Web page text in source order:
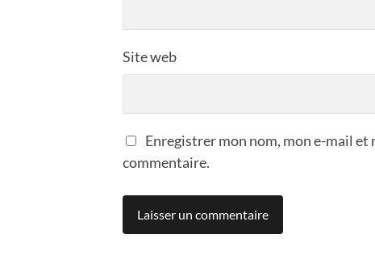
Site web
Enregistrer mon nom, mon e-mail
commentaire.